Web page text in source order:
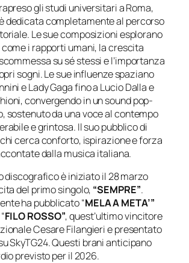
gli studi universitari a Roma,
è dedicata completamente al percorso
Le sue composizioni esplorano
i rapporti umani, la crescita
su sé stessi e l’importanza
sogni. Le sue influenze spaziano
e Lady Gaga fino a Lucio Dalla e
convergendo in un sound pop-
sostenuto da una voce al contempo
e grintosa. Il suo pubblico di
cerca conforto, ispirazione e forza
dalla musica italiana.
discografico è iniziato il 28 marzo
del primo singolo, “SEMPRE”.
ha pubblicato “MELA A META’”
FILO ROSSO”, quest’ultimo vincitore
Cesare Filangieri e presentato
SkyTG24. Questi brani anticipano
previsto per il 2026.